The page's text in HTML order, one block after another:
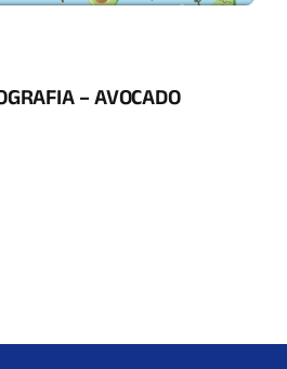
– AVOCADO